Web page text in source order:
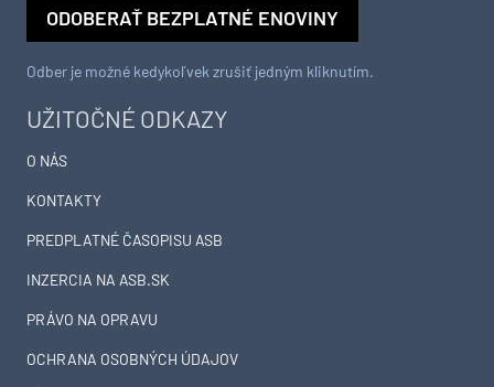
UŽITOČNÉ ODKAZY
O NÁS
KONTAKTY
PREDPLATNÉ ČASOPISU ASB
INZERCIA NA ASB.SK
PRÁVO NA OPRAVU
OCHRANA OSOBNÝCH ÚDAJOV
ODOBERAŤ BEZPLATNÉ ENOVINY
Odber je možné kedykoľvek zrušiť jedným kliknutím.